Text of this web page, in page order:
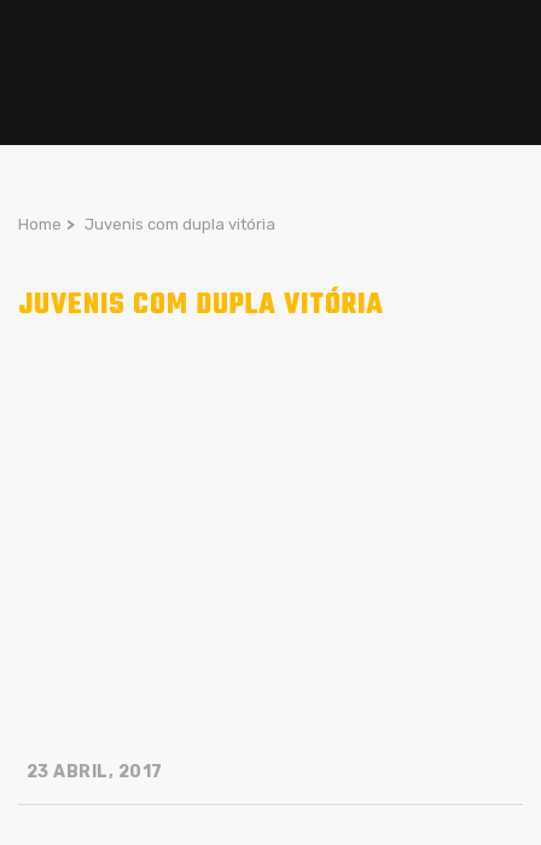
Home > Juvenis com dupla vitória
JUVENIS COM DUPLA VITÓRIA
23 ABRIL, 2017